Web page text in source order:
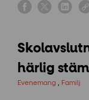
härlig
Evenemang Familj